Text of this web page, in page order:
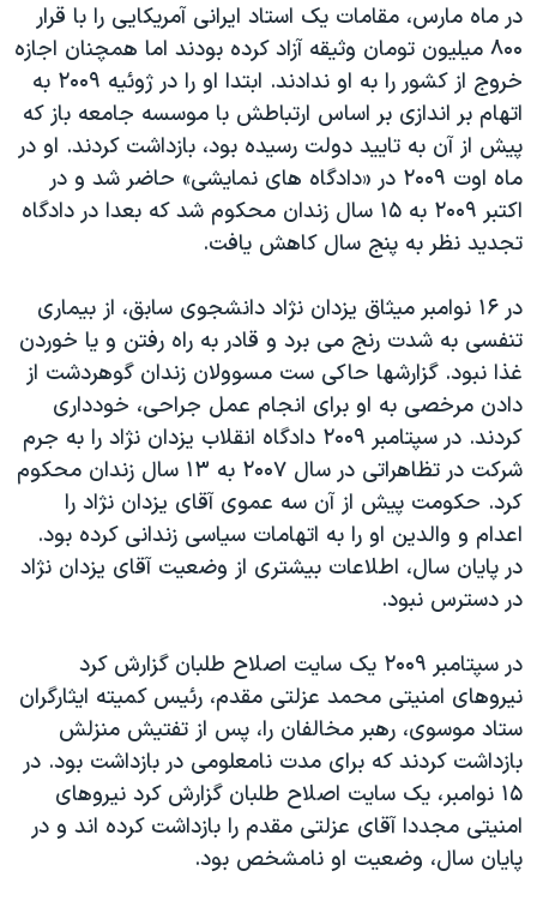
در ماه مارس، مقامات یک استاد ایرانی آمریکایی را با قرار
۸۰۰ میلیون تومان وثیقه آزاد کرده بودند اما همچنان اجازه
خروج از کشور را به او ندادند. ابتدا او را در ژوئیه ۲۰۰۹ به
اتهام بر اندازی بر اساس ارتباطش با موسسه جامعه باز که
پیش از آن به تایید دولت رسیده بود، بازداشت کردند. او در
ماه اوت ۲۰۰۹ در «دادگاه های نمایشی» حاضر شد و در
اکتبر ۲۰۰۹ به ۱۵ سال زندان محکوم شد که بعدا در دادگاه
تجدید نظر به پنج سال کاهش یافت.
در ۱۶ نوامبر میثاق یزدان نژاد دانشجوی سابق، از بیماری
تنفسی به شدت رنج می برد و قادر به راه رفتن و یا خوردن
غذا نبود. گزارشها حاکی ست مسوولان زندان گوهردشت از
دادن مرخصی به او برای انجام عمل جراحی، خودداری
کردند. در سپتامبر ۲۰۰۹ دادگاه انقلاب یزدان نژاد را به جرم
شرکت در تظاهراتی در سال ۲۰۰۷ به ۱۳ سال زندان محکوم
کرد. حکومت پیش از آن سه عموی آقای یزدان نژاد را
اعدام و والدین او را به اتهامات سیاسی زندانی کرده بود.
در پایان سال، اطلاعات بیشتری از وضعیت آقای یزدان نژاد
در دسترس نبود.
در سپتامبر ۲۰۰۹ یک سایت اصلاح طلبان گزارش کرد
نیروهای امنیتی محمد عزلتی مقدم، رئیس کمیته ایثارگران
ستاد موسوی، رهبر مخالفان را، پس از تفتیش منزلش
بازداشت کردند که برای مدت نامعلومی در بازداشت بود. در
۱۵ نوامبر، یک سایت اصلاح طلبان گزارش کرد نیروهای
امنیتی مجددا آقای عزلتی مقدم را بازداشت کرده اند و در
پایان سال، وضعیت او نامشخص بود.